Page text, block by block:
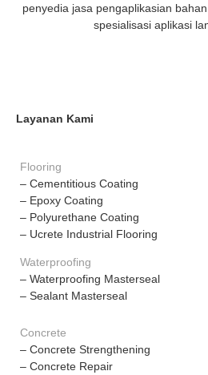
penyedia jasa pengaplikasian
spesialisasi aplikasi
Layanan Kami
Flooring
– Cementitious Coating
– Epoxy Coating
– Polyurethane Coating
– Ucrete Industrial Flooring
Waterproofing
– Waterproofing Masterseal
– Sealant Masterseal
Concrete
– Concrete Strengthening
– Concrete Repair